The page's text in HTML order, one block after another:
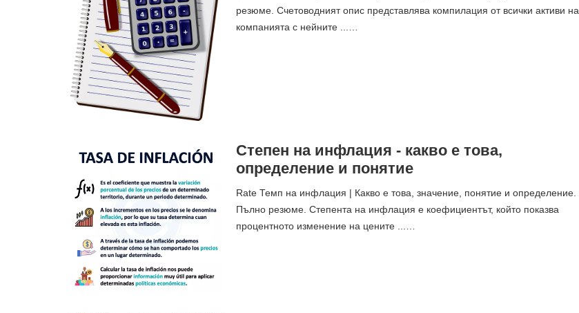
резюме. Счетоводният опис представлява компилация от всички активи на
компанията с нейните ...…
Степен на инфлация - какво е това,
определение и понятие
Rate Темп на инфлация | Какво е това, значение, понятие и определение.
Пълно резюме. Степента на инфлация е коефициентът, който показва
процентното изменение на цените ...…